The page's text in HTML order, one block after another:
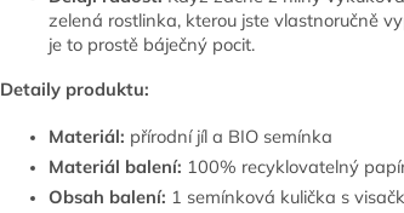
zelená rostlinka, kterou jste vlastnoručně
je to prostě báječný pocit.
Detaily produktu:
Materiál: přírodní jíl a BIO semínka
Materiál balení: 100% recyklovatelný
Obsah balení: 1 semínková kulička s